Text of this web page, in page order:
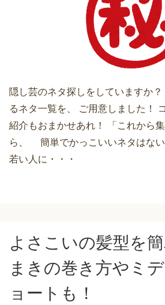
隠し芸のネタ探しをしていますか
るネタ一覧を、 ご用意しました！
紹介もおまかせあれ！ 「これから
ら、 簡単でかっこいいネタはな
若い人に・・・
よさこいの髪型を
まきの巻き方やミ
ョートも！